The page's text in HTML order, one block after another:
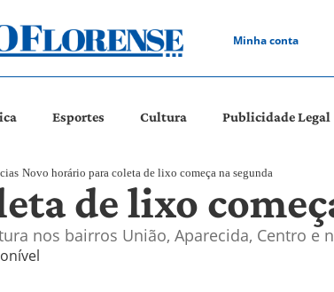
Minha conta
Esportes Cultura Publicidade Legal
Novo horário para coleta de lixo começa na segunda
de lixo
nos bairros União, Aparecida, Centro e